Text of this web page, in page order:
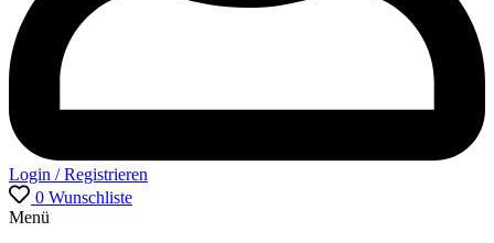
Login / Registrieren
0 Wunschliste
Menü